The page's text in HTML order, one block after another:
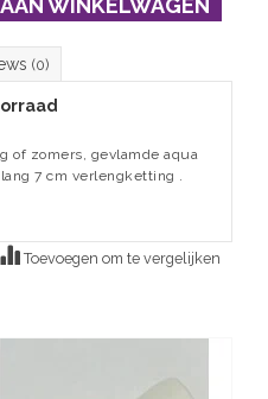
WINKELWAGEN
(0)
of zomers, gevlamde aqua
7 cm verlengketting .
Toevoegen om te vergelijken